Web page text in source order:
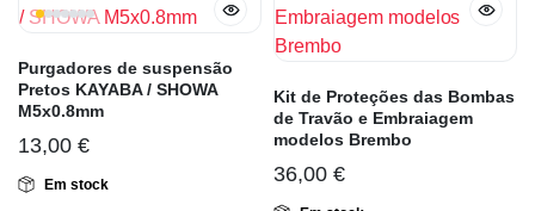
Purgadores de suspensão
Pretos KAYABA / SHOWA
M5x0.8mm
13,00 €
Em stock
Kit de Proteções das Bombas
de Travão e Embraiagem
modelos Brembo
36,00 €